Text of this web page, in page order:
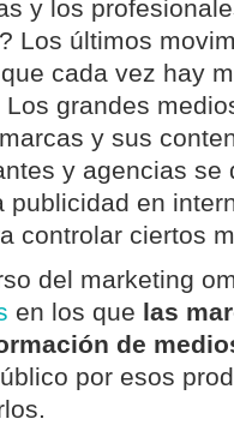
y los
Los últimos
cada vez hay
grandes
y sus
y agencias se
publicidad en
controlar ciertos
del marketing
en los que las
de
por esos